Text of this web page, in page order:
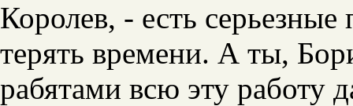
Королев, - есть
терять времени. А ты,
рабятами всю эту работу